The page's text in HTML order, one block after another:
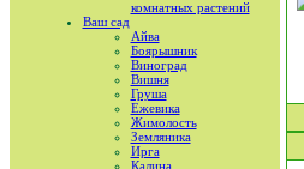
комнатных растений
Ваш сад
Айва
Боярышник
Виноград
Вишня
Груша
Ежевика
Жимолость
Земляника
Ирга
Калина